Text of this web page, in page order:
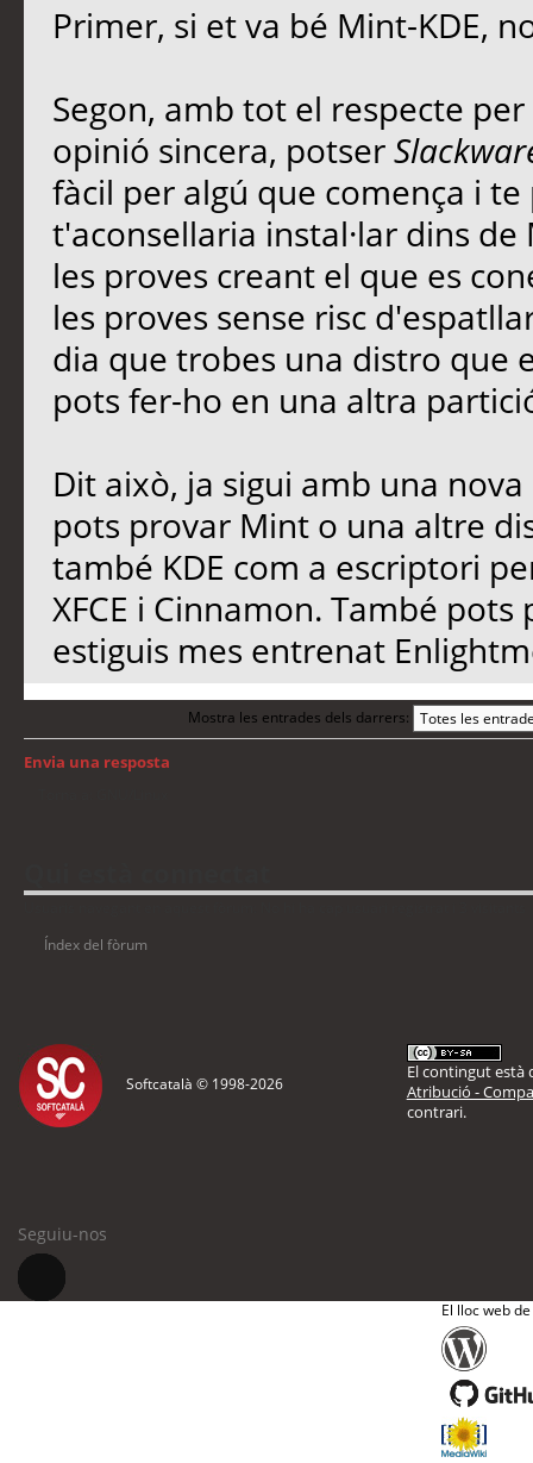
Primer, si et va bé Mint-KDE,
Segon, amb tot el respecte
opinió sincera, potser
fàcil per algú que comença i
t'aconsellaria instal·lar dins
les proves creant el que es
les proves sense risc
dia que trobes una distro que
pots fer-ho en una altra
Dit això, ja sigui amb una
pots provar Mint o una altre
també KDE com a escriptori
XFCE i Cinnamon. També pots
estiguis mes entrenat
Mostra les entrades dels darrers:
Envia una resposta
Índex del fòrum
Softcatalà © 1998-2026
El contingut està
Atribució -
contrari.
Seguiu-nos
El lloc web